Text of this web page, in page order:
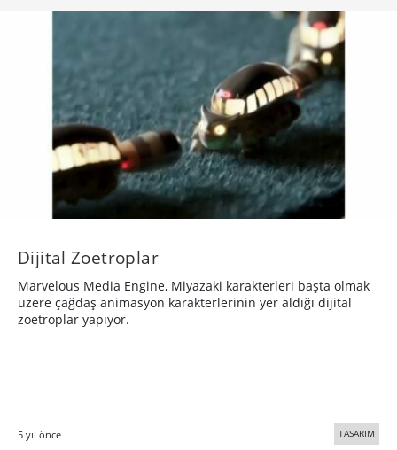
Dijital Zoetroplar
Marvelous Media Engine, Miyazaki karakterleri başta olmak
üzere çağdaş animasyon karakterlerinin yer aldığı dijital
zoetroplar yapıyor.
5 yıl önce TASARIM